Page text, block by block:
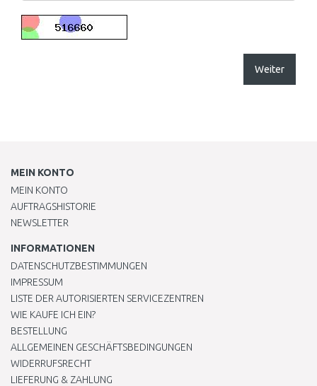
Weiter
MEIN KONTO
MEIN KONTO
AUFTRAGSHISTORIE
NEWSLETTER
INFORMATIONEN
DATENSCHUTZBESTIMMUNGEN
IMPRESSUM
LISTE DER AUTORISIERTEN SERVICEZENTREN
WIE KAUFE ICH EIN?
BESTELLUNG
ALLGEMEINEN GESCHÄFTSBEDINGUNGEN
WIDERRUFSRECHT
LIEFERUNG & ZAHLUNG